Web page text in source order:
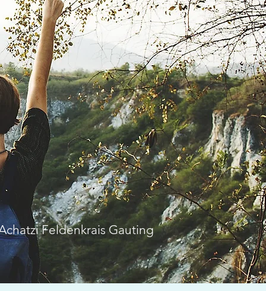
Feldenkrais Gauting